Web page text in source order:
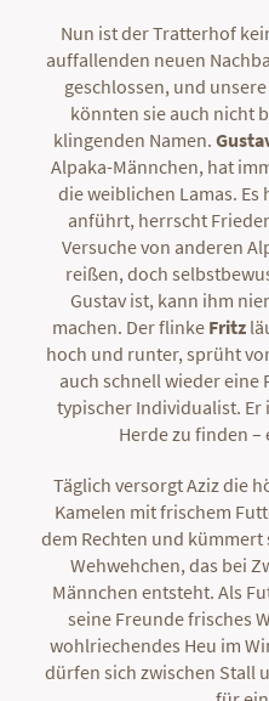
Nun ist der Tratterhof
auffallenden neuen
geschlossen, und
könnten sie auch nicht
klingenden Namen.
Alpaka-Männchen, hat
die weiblichen Lamas. Es
anführt, herrscht
Versuche von anderen
reißen, doch
Gustav ist, kann ihm
machen. Der flinke Fritz
hoch und runter, sprüht
auch schnell wieder eine
typischer Individualist. Er
Herde zu finden –
Täglich versorgt Aziz die
Kamelen mit frischem
dem Rechten und
Wehwehchen, das bei
Männchen entsteht. Als
seine Freunde frisches
wohlriechendes Heu im
dürfen sich zwischen Stall